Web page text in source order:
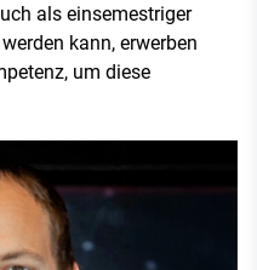
als einsemestriger
kann, erwerben
um diese